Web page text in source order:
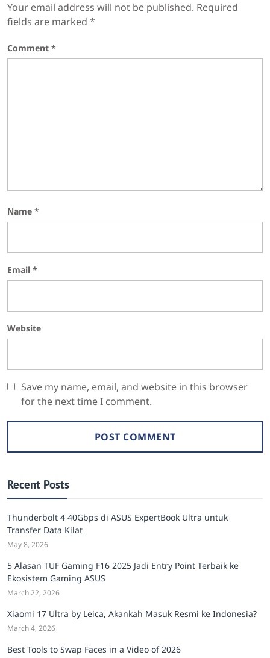
Your email address will not be published. Required
fields are marked *
Comment *
Name *
Email *
Website
Save my name, email, and website in this browser
for the next time I comment.
Recent Posts
Thunderbolt 4 40Gbps di ASUS ExpertBook Ultra untuk
Transfer Data Kilat
May 8, 2026
5 Alasan TUF Gaming F16 2025 Jadi Entry Point Terbaik ke
Ekosistem Gaming ASUS
March 22, 2026
Xiaomi 17 Ultra by Leica, Akankah Masuk Resmi ke Indonesia?
March 4, 2026
Best Tools to Swap Faces in a Video of 2026